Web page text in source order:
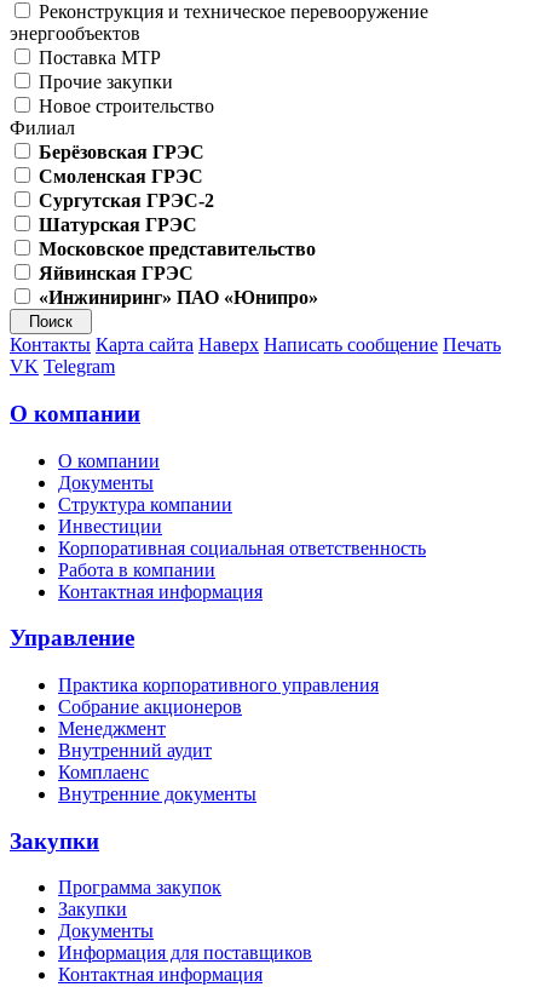
Реконструкция и техническое перевооружение
энергообъектов
Поставка МТР
Прочие закупки
Новое строительство
Филиал
Берёзовская ГРЭС
Смоленская ГРЭС
Сургутская ГРЭС-2
Шатурская ГРЭС
Московское представительство
Яйвинская ГРЭС
«Инжиниринг» ПАО «Юнипро»
Контакты Карта сайта Наверх Написать сообщение Печать
VK Telegram
О компании
О компании
Документы
Структура компании
Инвестиции
Корпоративная социальная ответственность
Работа в компании
Контактная информация
Управление
Практика корпоративного управления
Собрание акционеров
Менеджмент
Внутренний аудит
Комплаенс
Внутренние документы
Закупки
Программа закупок
Закупки
Документы
Информация для поставщиков
Контактная информация